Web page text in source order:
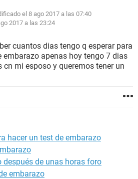
el 8 ago 2017 a las 07:40
2017 a las 23:24
cuantos dias tengo q esperar para
embarazo apenas hoy tengo 7 dias
cn mi esposo y queremos tener un
hacer un test de embarazo
de unas horas foro
embarazo